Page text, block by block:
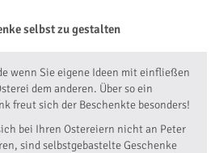
selbst zu gestalten
wenn Sie eigene Ideen mit einfließen
dem anderen. Über so ein
freut sich der Beschenkte besonders!
bei Ihren Ostereiern nicht an Peter
sind selbstgebastelte Geschenke